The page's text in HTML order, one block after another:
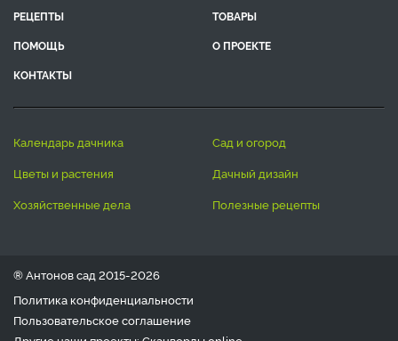
РЕЦЕПТЫ
ТОВАРЫ
ПОМОЩЬ
О ПРОЕКТЕ
КОНТАКТЫ
календарь дачника
сад и огород
цветы и растения
дачный дизайн
хозяйственные дела
полезные рецепты
® Антонов сад 2015-2026
Политика конфиденциальности
Пользовательское соглашение